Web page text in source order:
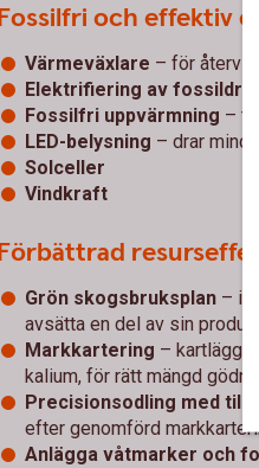
och effektiv
Värmeväxlare – för
Elektrifiering av
Fossilfri uppvärmning –
LED-belysning – drar
Solceller
Vindkraft
Grön skogsbruksplan –
avsätta en del av sin
Markkartering –
kalium, för rätt mängd
Precisionsodling med
efter genomförd
Anlägga våtmarker och